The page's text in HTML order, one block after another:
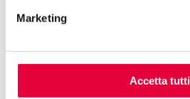
Marketing
Accetta tutti
Bologna | Via Santo Stefano 16, 40125